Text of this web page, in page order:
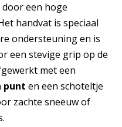
een hoge
handvat is speciaal
ondersteuning en is
een stevige grip op de
met een
punt en een schoteltje
zachte sneeuw of